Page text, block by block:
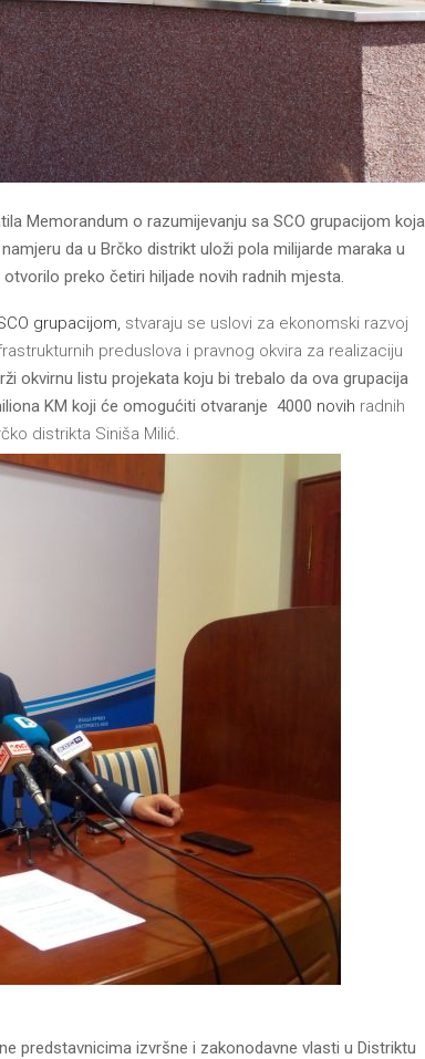
Memorandum o razumijevanju sa SCO grupacijom koja
da u Brčko distrikt uloži pola milijarde maraka u
preko četiri hiljade novih radnih mjesta.
grupacijom, stvaraju se uslovi za ekonomski razvoj
preduslova i pravnog okvira za realizaciju
okvirnu listu projekata koju bi trebalo da ova grupacija
KM koji će omogućiti otvaranje 4000 novih radnih
distrikta Siniša Milić.
predstavnicima izvršne i zakonodavne vlasti u Distriktu